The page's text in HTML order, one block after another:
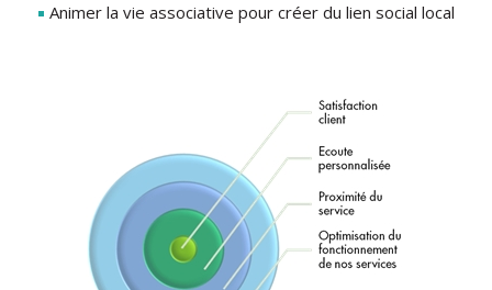
Animer la vie associative pour créer du lien social local